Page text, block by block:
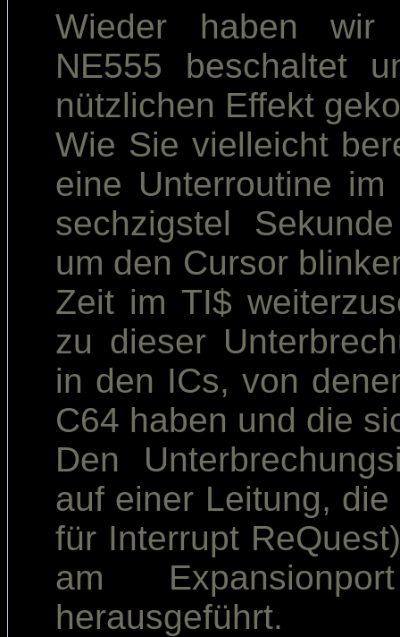
Wieder haben
NE555 beschaltet
nützlichen Effekt
Wie Sie vielleicht
eine Unterroutine
sechzigstel
um den Cursor
Zeit im TI$
zu dieser
in den ICs, von
C64 haben und die
Den
auf einer Leitung,
für Interrupt
am
herausgeführt.